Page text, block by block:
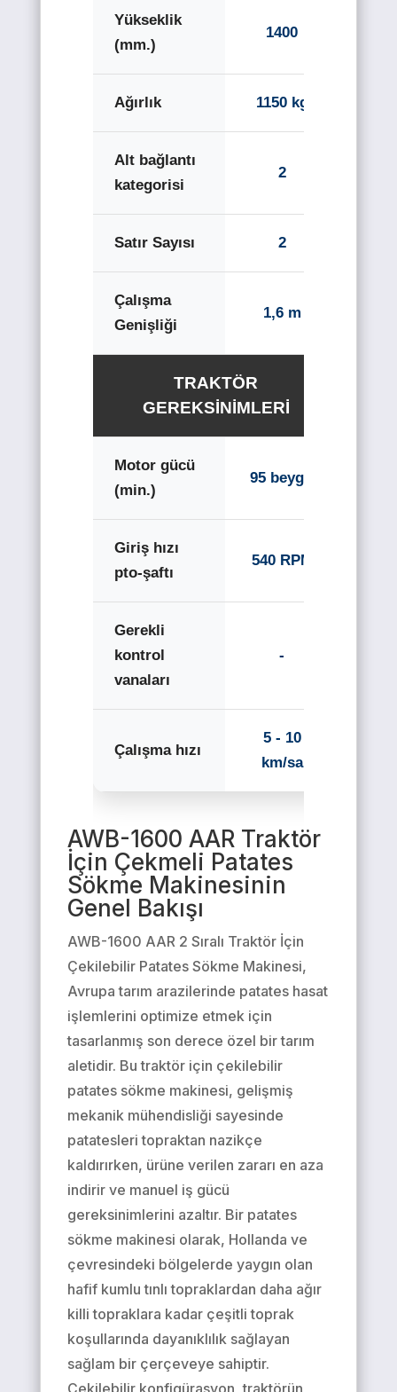
Yükseklik
(mm.)
1400
Ağırlık 1150 kg
Alt bağlantı
kategorisi
2
Satır Sayısı 2
Çalışma
Genişliği
1,6 m
TRAKTÖR
GEREKSINIMLERI
Motor gücü
(min.)
95 beygir
Giriş hızı
pto-şaftı
540 RPM
Gerekli
kontrol
vanaları
-
Çalışma hızı
5 - 10
km/sa
AWB-1600 AAR Traktör
İçin Çekmeli Patates
Sökme Makinesinin
Genel Bakışı
AWB-1600 AAR 2 Sıralı Traktör İçin
Çekilebilir Patates Sökme Makinesi,
Avrupa tarım arazilerinde patates hasat
işlemlerini optimize etmek için
tasarlanmış son derece özel bir tarım
aletidir. Bu traktör için çekilebilir
patates sökme makinesi, gelişmiş
mekanik mühendisliği sayesinde
patatesleri topraktan nazikçe
kaldırırken, ürüne verilen zararı en aza
indirir ve manuel iş gücü
gereksinimlerini azaltır. Bir patates
sökme makinesi olarak, Hollanda ve
çevresindeki bölgelerde yaygın olan
hafif kumlu tınlı topraklardan daha ağır
killi topraklara kadar çeşitli toprak
koşullarında dayanıklılık sağlayan
sağlam bir çerçeveye sahiptir.